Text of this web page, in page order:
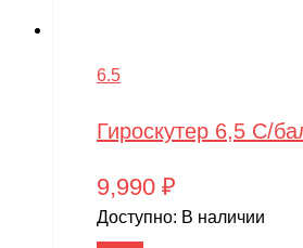
6.5
Гироскутер 6,5 С/
9,990 ₽
Доступно: В наличии